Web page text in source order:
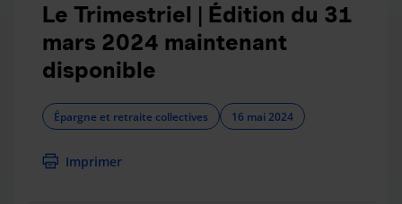
Le Trimestriel | Édition du 31
mars 2024 maintenant
disponible
Épargne et retraite collectives 16 mai 2024
Imprimer